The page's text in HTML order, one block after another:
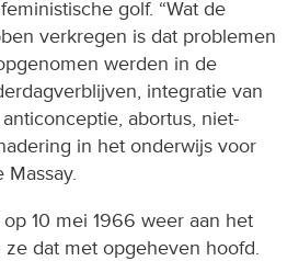
golf. “Wat de
verkregen is dat problemen
werden in de
integratie van
abortus, niet-
in het onderwijs voor
Massay.
10 mei 1966 weer aan het
dat met opgeheven hoofd.